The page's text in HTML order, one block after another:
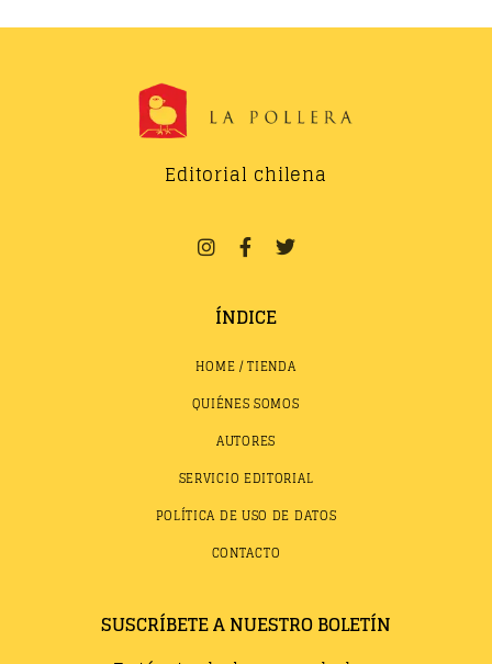
Editorial chilena
ÍNDICE
HOME / TIENDA
QUIÉNES SOMOS
AUTORES
SERVICIO EDITORIAL
POLÍTICA DE USO DE DATOS
CONTACTO
SUSCRÍBETE A NUESTRO BOLETÍN